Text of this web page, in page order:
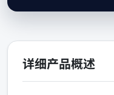
详细产品概述